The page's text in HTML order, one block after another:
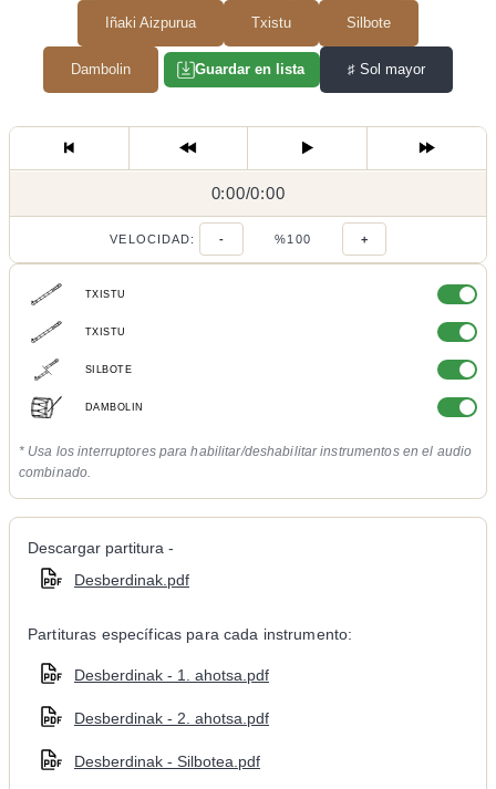
Iñaki Aizpurua Txistu Silbote
Dambolin Guardar en lista ♯ Sol mayor
0:00/
0:00/0:00
VELOCIDAD: - %100 +
TXISTU
TXISTU
SILBOTE
DAMBOLIN
* Usa los interruptores para habilitar/deshabilitar instrumentos en el audio
combinado.
Descargar partitura -
Desberdinak.pdf
Partituras específicas para cada instrumento:
Desberdinak - 1. ahotsa.pdf
Desberdinak - 2. ahotsa.pdf
Desberdinak - Silbotea.pdf